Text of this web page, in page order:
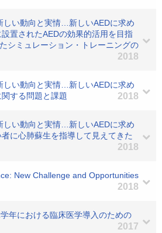
しい動向と実情…新しいAEDに求め
置されたAEDの効果的活用を目指
シミュレーション・トレーニングの
2018
しい動向と実情…新しいAEDに求め
する問題と課題
2018
しい動向と実情…新しいAEDに求め
に心肺蘇生を指導して見えてきた
2018
New Challenge and Opportunities
2018
年における臨床医学導入のための
2017